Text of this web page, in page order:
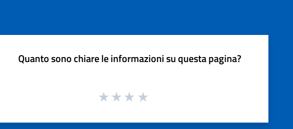
Quanto sono chiare le informazioni su questa pagina?